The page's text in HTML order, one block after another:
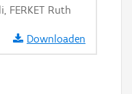
FERKET Ruth
Downloaden